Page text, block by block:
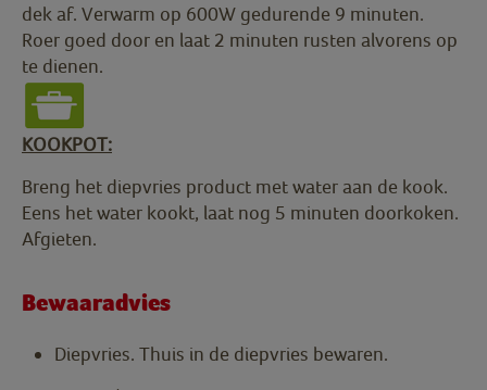
dek af. Verwarm op 600W gedurende 9 minuten.
Roer goed door en laat 2 minuten rusten alvorens op
te dienen.
KOOKPOT:
Breng het diepvries product met water aan de kook.
Eens het water kookt, laat nog 5 minuten doorkoken.
Afgieten.
Bewaaradvies
Diepvries. Thuis in de diepvries bewaren.